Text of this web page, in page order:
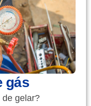
gás
de gelar?